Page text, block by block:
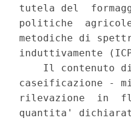
tutela del
politiche
metodiche di
induttivamente
Il contenuto
caseificazione -
rilevazione  in
quantita'